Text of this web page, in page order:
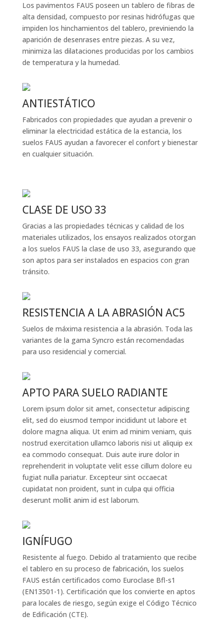
Los pavimentos FAUS poseen un tablero de fibras de
alta densidad, compuesto por resinas hidrófugas que
impiden los hinchamientos del tablero, previniendo la
aparición de desenrases entre piezas. A su vez,
minimiza las dilataciones producidas por los cambios
de temperatura y la humedad.
ANTIESTÁTICO
Fabricados con propiedades que ayudan a prevenir o
eliminar la electricidad estática de la estancia, los
suelos FAUS ayudan a favorecer el confort y bienestar
en cualquier situación.
CLASE DE USO 33
Gracias a las propiedades técnicas y calidad de los
materiales utilizados, los ensayos realizados otorgan
a los suelos FAUS la clase de uso 33, asegurando que
son aptos para ser instalados en espacios con gran
tránsito.
RESISTENCIA A LA ABRASIÓN AC5
Suelos de máxima resistencia a la abrasión. Toda las
variantes de la gama Syncro están recomendadas
para uso residencial y comercial.
APTO PARA SUELO RADIANTE
Lorem ipsum dolor sit amet, consectetur adipiscing
elit, sed do eiusmod tempor incididunt ut labore et
dolore magna aliqua. Ut enim ad minim veniam, quis
nostrud exercitation ullamco laboris nisi ut aliquip ex
ea commodo consequat. Duis aute irure dolor in
reprehenderit in voluptate velit esse cillum dolore eu
fugiat nulla pariatur. Excepteur sint occaecat
cupidatat non proident, sunt in culpa qui officia
deserunt mollit anim id est laborum.
IGNÍFUGO
Resistente al fuego. Debido al tratamiento que recibe
el tablero en su proceso de fabricación, los suelos
FAUS están certificados como Euroclase Bfl-s1
(EN13501-1). Certificación que los convierte en aptos
para locales de riesgo, según exige el Código Técnico
de Edificación (CTE).